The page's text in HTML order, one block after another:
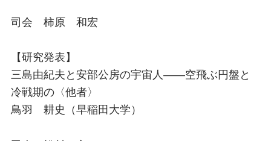
司会 柿原 和宏
【研究発表】
三島由紀夫と安部公房の宇宙人――空飛ぶ円盤と
冷戦期の〈他者〉
鳥羽 耕史（早稲田大学）